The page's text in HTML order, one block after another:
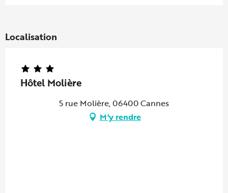
Localisation
Hôtel Molière
5 rue Molière, 06400 Cannes
M'y rendre